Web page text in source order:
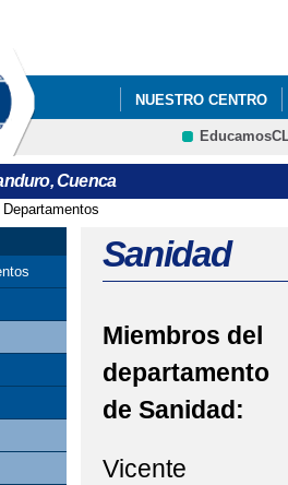
NUESTRO CENTRO
FORMACIÓN
Cuenca
aquí
Departamentos
Sanidad
Miembros del
departamento
de Sanidad:
Vicente